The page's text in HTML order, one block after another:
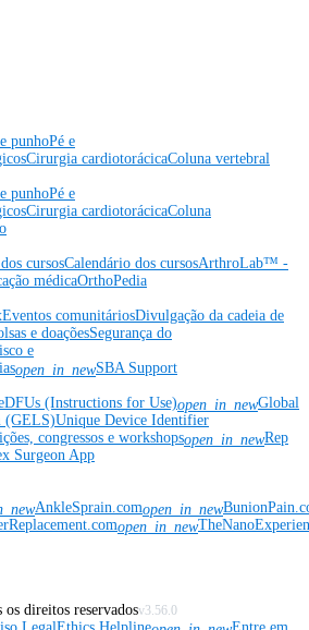
punhoPé e
Cirurgia cardiotorácicaColuna vertebral
punhoPé e
Cirurgia cardiotorácicaColuna
cursosCalendário dos cursosArthroLab™ -
médicaOrthoPedia
Eventos comunitáriosDivulgação da cadeia de
e doaçõesSegurança do
e
open_in_newSBA Support
(Instructions for Use)open_in_newGlobal
(GELS)Unique Device Identifier
congressos e workshopsopen_in_newRep
Surgeon App
AnkleSprain.comopen_in_new
open_in_new
direitos reservadosv3.56.0